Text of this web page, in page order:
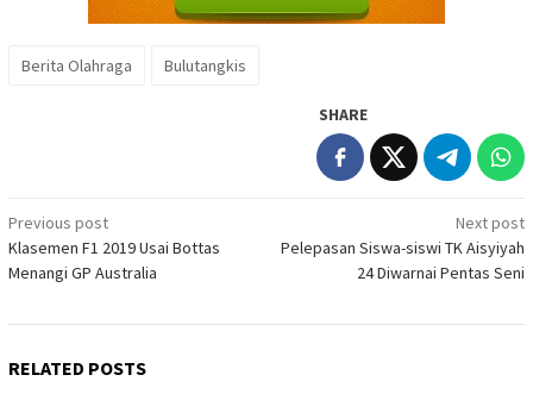
Berita Olahraga Bulutangkis
SHARE
Post
navigation
Previous post
Klasemen F1 2019 Usai Bottas
Menangi GP Australia
Next post
Pelepasan Siswa-siswi TK Aisyiyah
24 Diwarnai Pentas Seni
RELATED POSTS